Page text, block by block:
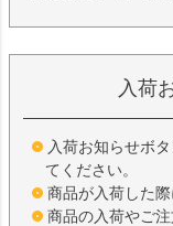
入荷
入荷お知らせボ
てください。
商品が入荷した
商品の入荷やご